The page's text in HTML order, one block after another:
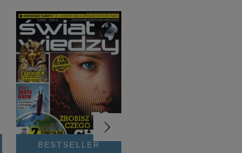
BESTSELLER